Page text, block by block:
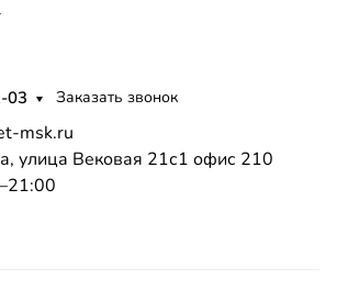
03 Заказать звонок
msk.ru
улица Вековая 21с1 офис 210